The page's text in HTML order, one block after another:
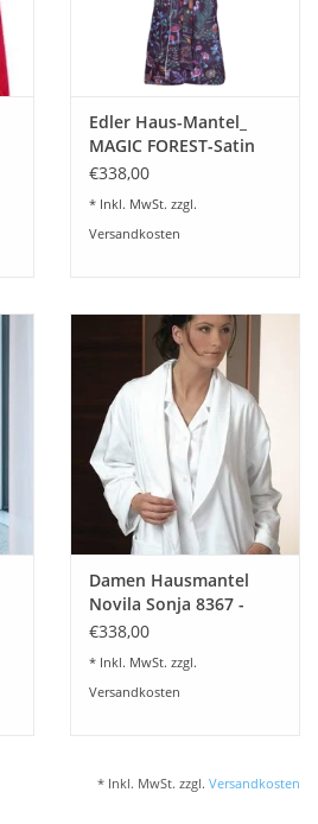
Edler Haus-Mantel_
MAGIC FOREST-Satin
und Frottier
€338,00
* Inkl. MwSt. zzgl.
Versandkosten
Damen Hausmantel
Novila Sonja 8367 -
gefüttert Frottier
€338,00
* Inkl. MwSt. zzgl.
Versandkosten
* Inkl. MwSt. zzgl. Versandkosten